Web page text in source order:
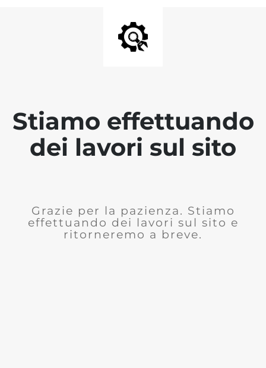
Stiamo effettuando
dei lavori sul sito
Grazie per la pazienza. Stiamo
effettuando dei lavori sul sito e
ritorneremo a breve.